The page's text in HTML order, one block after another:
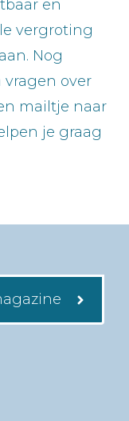
en
vergroting
Nog
over
mailtje naar
je graag